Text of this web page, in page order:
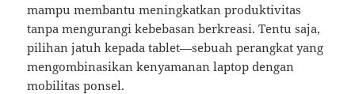
mampu membantu meningkatkan produktivitas
tanpa mengurangi kebebasan berkreasi. Tentu saja,
pilihan jatuh kepada tablet—sebuah perangkat yang
mengombinasikan kenyamanan laptop dengan
mobilitas ponsel.